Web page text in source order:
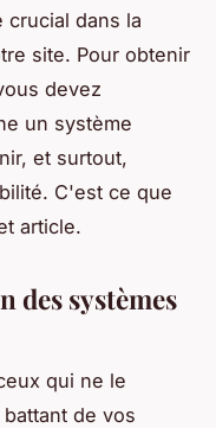
crucial dans la
site. Pour obtenir
devez
un système
et surtout,
C'est ce que
article.
des systèmes
qui ne le
de vos